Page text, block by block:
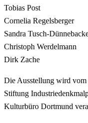
Tobias Post
Cornelia Regelsberger
Sandra Tusch-
Christoph Werdelmann
Dirk Zache
Die Ausstellung wird
Stiftung
Kulturbüro Dortmund